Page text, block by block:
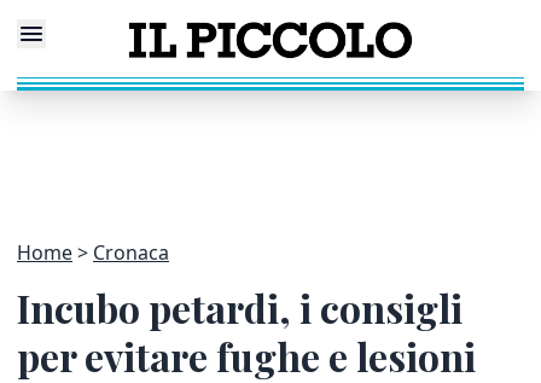
Home Cronaca
Incubo petardi, i consigli
per evitare fughe e lesioni